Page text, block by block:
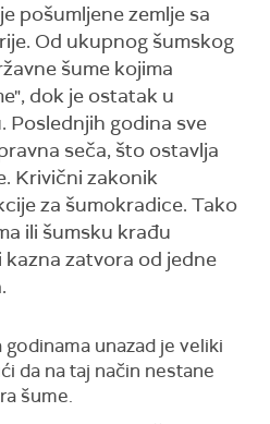
pošumljene zemlje sa
Od ukupnog šumskog
šume kojima
dok je ostatak u
Poslednjih godina sve
seča, što ostavlja
Krivični zakonik
za šumokradice. Tako
ili šumsku krađu
zatvora od jedne
unazad je veliki
da na taj način nestane
šume.